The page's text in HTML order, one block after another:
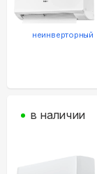
неинверторный
в наличии